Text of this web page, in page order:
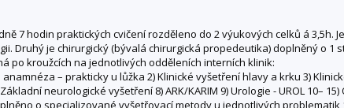
7 hodin praktických cvičení rozděleno do 2 výukových celků á
Druhý je chirurgický (bývalá chirurgická propedeutika) doplněný o 1
po kroužcích na jednotlivých odděleních interních klinik:
– prakticky u lůžka 2) Klinické vyšetření hlavy a krku 3)
neurologické vyšetření 8) ARK/KARIM 9) Urologie - UROL 10–
o specializované vyšetřovací metody u jednotlivých